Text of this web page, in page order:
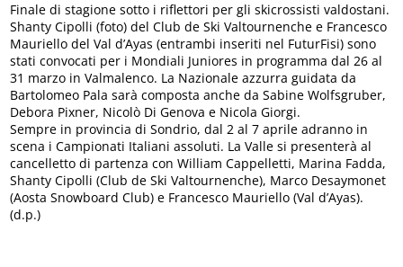
Finale di stagione sotto i riflettori per gli skicrossisti valdostani.
Shanty Cipolli (foto) del Club de Ski Valtournenche e Francesco
Mauriello del Val d’Ayas (entrambi inseriti nel FuturFisi) sono
stati convocati per i Mondiali Juniores in programma dal 26 al
31 marzo in Valmalenco. La Nazionale azzurra guidata da
Bartolomeo Pala sarà composta anche da Sabine Wolfsgruber,
Debora Pixner, Nicolò Di Genova e Nicola Giorgi.
Sempre in provincia di Sondrio, dal 2 al 7 aprile adranno in
scena i Campionati Italiani assoluti. La Valle si presenterà al
cancelletto di partenza con William Cappelletti, Marina Fadda,
Shanty Cipolli (Club de Ski Valtournenche), Marco Desaymonet
(Aosta Snowboard Club) e Francesco Mauriello (Val d’Ayas).
(d.p.)